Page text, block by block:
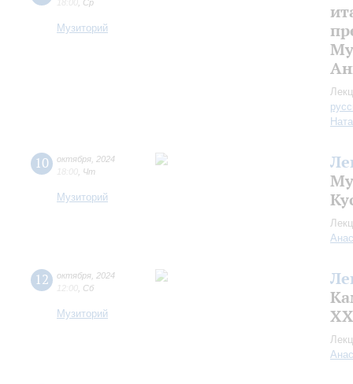
18:00 Ср
Музиторий
10 октября 2024
18:00 Чт
Музиторий
12 октября 2024
12:00 Сб
Музиторий